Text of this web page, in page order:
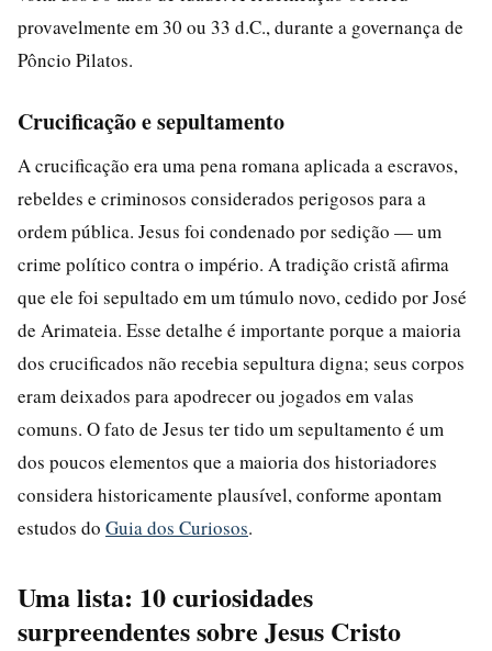
provavelmente em 30 ou 33 d.C., durante a governança de
Pôncio Pilatos.
Crucificação e sepultamento
A crucificação era uma pena romana aplicada a escravos,
rebeldes e criminosos considerados perigosos para a
ordem pública. Jesus foi condenado por sedição — um
crime político contra o império. A tradição cristã afirma
que ele foi sepultado em um túmulo novo, cedido por José
de Arimateia. Esse detalhe é importante porque a maioria
dos crucificados não recebia sepultura digna; seus corpos
eram deixados para apodrecer ou jogados em valas
comuns. O fato de Jesus ter tido um sepultamento é um
dos poucos elementos que a maioria dos historiadores
considera historicamente plausível, conforme apontam
estudos do Guia dos Curiosos.
Uma lista: 10 curiosidades
surpreendentes sobre Jesus Cristo